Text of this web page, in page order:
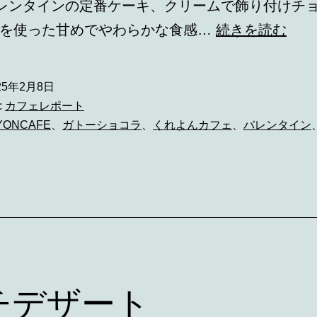
ンタインの定番ケーキ、クリームで飾り付けチ
使った甘めでやわらかな食感… 続きを読む
ー
年2月8日
カフェレポート
ガトーショコラ くれよんカフェ バレンタイン
ザート